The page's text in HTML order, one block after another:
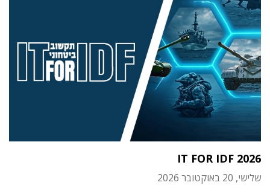
IT FOR IDF 2026
שלישי, 20 באוקטובר 2026